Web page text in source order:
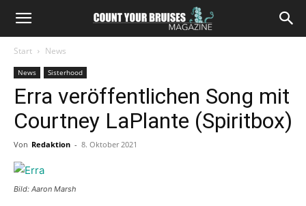
Start News
News Sisterhood
Erra veröffentlichen Song mit
Courtney LaPlante (Spiritbox)
Von Redaktion - 8. Oktober 2021
Bild: Aaron Marsh